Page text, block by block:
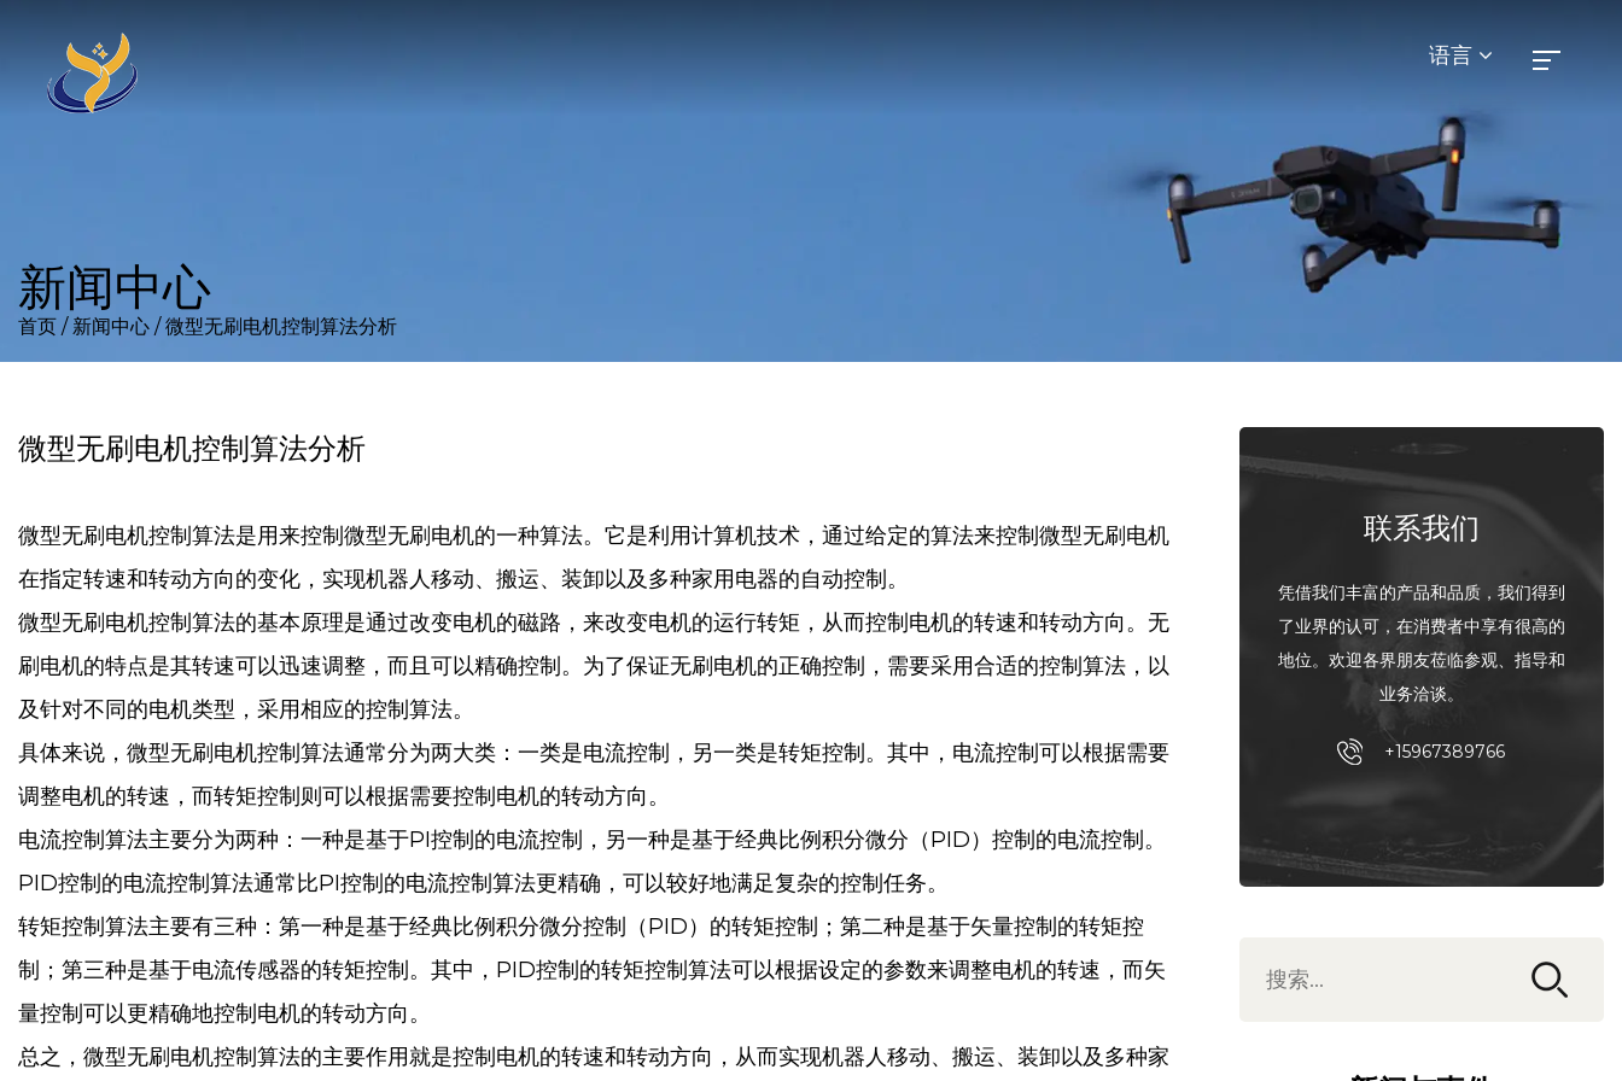
语言
新闻中心
首页 / 新闻中心 /微型无刷电机控制算法分析
微型无刷电机控制算法分析
微型无刷电机控制算法是用来控制微型无刷电机的一种算法。它是利用计算机技术，通过给定的算法来控制微型无刷电机
在指定转速和转动方向的变化，实现机器人移动、搬运、装卸以及多种家用电器的自动控制。
微型无刷电机控制算法的基本原理是通过改变电机的磁路，来改变电机的运行转矩，从而控制电机的转速和转动方向。无
刷电机的特点是其转速可以迅速调整，而且可以精确控制。为了保证无刷电机的正确控制，需要采用合适的控制算法，以
及针对不同的电机类型，采用相应的控制算法。
具体来说，微型无刷电机控制算法通常分为两大类：一类是电流控制，另一类是转矩控制。其中，电流控制可以根据需要
调整电机的转速，而转矩控制则可以根据需要控制电机的转动方向。
电流控制算法主要分为两种：一种是基于PI控制的电流控制，另一种是基于经典比例积分微分（PID）控制的电流控制。
PID控制的电流控制算法通常比PI控制的电流控制算法更精确，可以较好地满足复杂的控制任务。
转矩控制算法主要有三种：第一种是基于经典比例积分微分控制（PID）的转矩控制；第二种是基于矢量控制的转矩控
制；第三种是基于电流传感器的转矩控制。其中，PID控制的转矩控制算法可以根据设定的参数来调整电机的转速，而矢
量控制可以更精确地控制电机的转动方向。
总之，微型无刷电机控制算法的主要作用就是控制电机的转速和转动方向，从而实现机器人移动、搬运、装卸以及多种家
联系我们
凭借我们丰富的产品和品质，我们得到
了业界的认可，在消费者中享有很高的
地位。欢迎各界朋友莅临参观、指导和
业务洽谈。
+15967389766